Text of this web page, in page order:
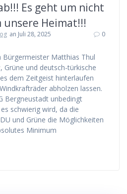
Es geht um nicht
unsere Heimat!!!
an Juli 28, 2025 0
Matthias Thul
Grüne und deutsch-türkische
dem Zeitgeist hinterlaufen
abholzen lassen.
Bergneustadt unbedingt
schwierig wird, da die
und Grüne die Möglichkeiten
Minimum